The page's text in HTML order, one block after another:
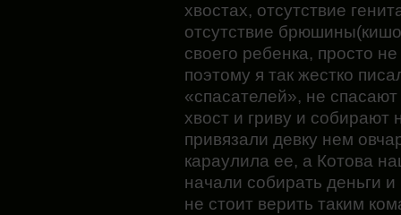
хвостах, отсутствие
отсутствие
своего ребенка, просто
поэтому я так жестко
«спасателей», не
хвост и гриву и собирают
привязали девку нем
караулила ее, а Котова
начали собирать деньги
не стоит верить таким